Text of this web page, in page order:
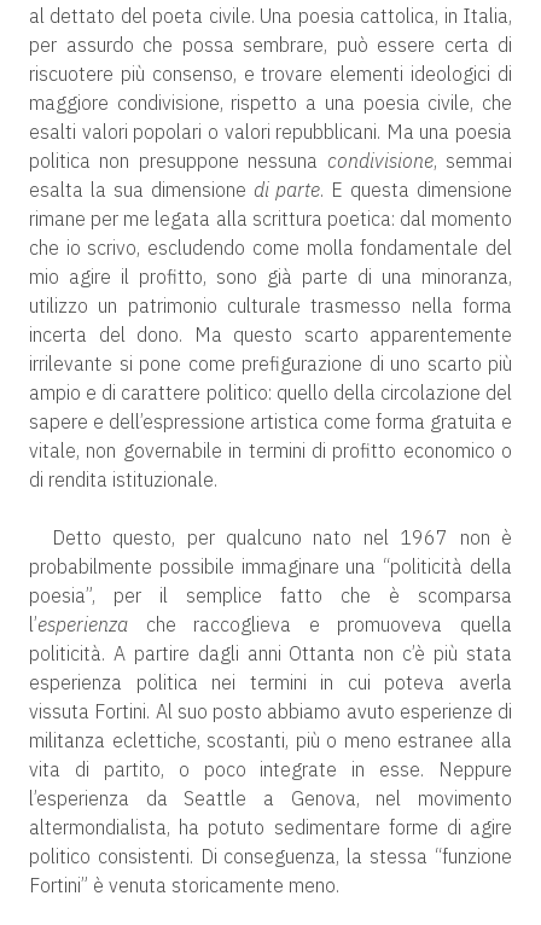
al dettato del poeta civile. Una poesia cattolica, in Italia,
per assurdo che possa sembrare, può essere certa di
riscuotere più consenso, e trovare elementi ideologici di
maggiore condivisione, rispetto a una poesia civile, che
esalti valori popolari o valori repubblicani. Ma una poesia
politica non presuppone nessuna condivisione, semmai
esalta la sua dimensione di parte. E questa dimensione
rimane per me legata alla scrittura poetica: dal momento
che io scrivo, escludendo come molla fondamentale del
mio agire il profitto, sono già parte di una minoranza,
utilizzo un patrimonio culturale trasmesso nella forma
incerta del dono. Ma questo scarto apparentemente
irrilevante si pone come prefigurazione di uno scarto più
ampio e di carattere politico: quello della circolazione del
sapere e dell’espressione artistica come forma gratuita e
vitale, non governabile in termini di profitto economico o
di rendita istituzionale.
Detto questo, per qualcuno nato nel 1967 non è
probabilmente possibile immaginare una “politicità della
poesia”, per il semplice fatto che è scomparsa
l’esperienza che raccoglieva e promuoveva quella
politicità. A partire dagli anni Ottanta non c’è più stata
esperienza politica nei termini in cui poteva averla
vissuta Fortini. Al suo posto abbiamo avuto esperienze di
militanza eclettiche, scostanti, più o meno estranee alla
vita di partito, o poco integrate in esse. Neppure
l’esperienza da Seattle a Genova, nel movimento
altermondialista, ha potuto sedimentare forme di agire
politico consistenti. Di conseguenza, la stessa “funzione
Fortini” è venuta storicamente meno.